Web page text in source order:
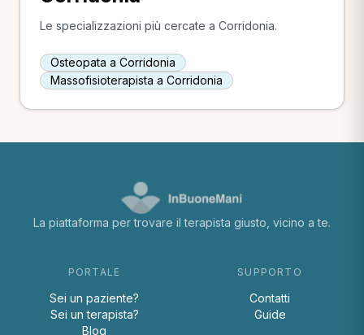
Le specializzazioni più cercate a Corridonia.
Osteopata a Corridonia
Massofisioterapista a Corridonia
La piattaforma per trovare il terapista giusto, vicino a te.
PORTALE
Sei un paziente?
Sei un terapista?
Blog
SUPPORTO
Contatti
Guide